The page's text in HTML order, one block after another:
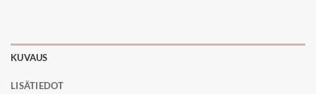
KUVAUS
LISÄTIEDOT